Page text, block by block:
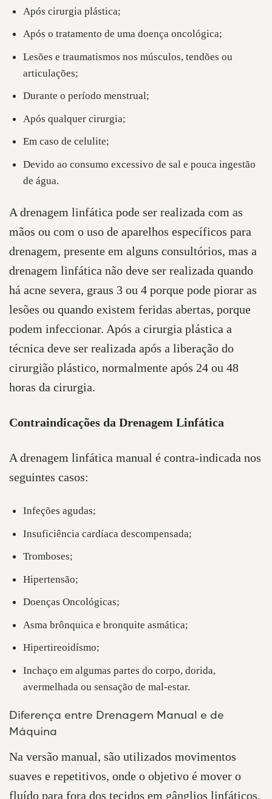
Após cirurgia plástica;
Após o tratamento de uma doença oncológica;
Lesões e traumatismos nos músculos, tendões ou
articulações;
Durante o período menstrual;
Após qualquer cirurgia;
Em caso de celulite;
Devido ao consumo excessivo de sal e pouca ingestão
de água.
A drenagem linfática pode ser realizada com as
mãos ou com o uso de aparelhos específicos para
drenagem, presente em alguns consultórios, mas a
drenagem linfática não deve ser realizada quando
há acne severa, graus 3 ou 4 porque pode piorar as
lesões ou quando existem feridas abertas, porque
podem infeccionar. Após a cirurgia plástica a
técnica deve ser realizada após a liberação do
cirurgião plástico, normalmente após 24 ou 48
horas da cirurgia.
Contraindicações da Drenagem Linfática
A drenagem linfática manual é contra-indicada nos
seguintes casos:
Infeções agudas;
Insuficiência cardíaca descompensada;
Tromboses;
Hipertensão;
Doenças Oncológicas;
Asma brônquica e bronquite asmática;
Hipertireoidísmo;
Inchaço em algumas partes do corpo, dorida,
avermelhada ou sensação de mal-estar.
Diferença entre Drenagem Manual e de
Máquina
Na versão manual, são utilizados movimentos
suaves e repetitivos, onde o objetivo é mover o
fluído para fora dos tecidos em gânglios linfáticos,